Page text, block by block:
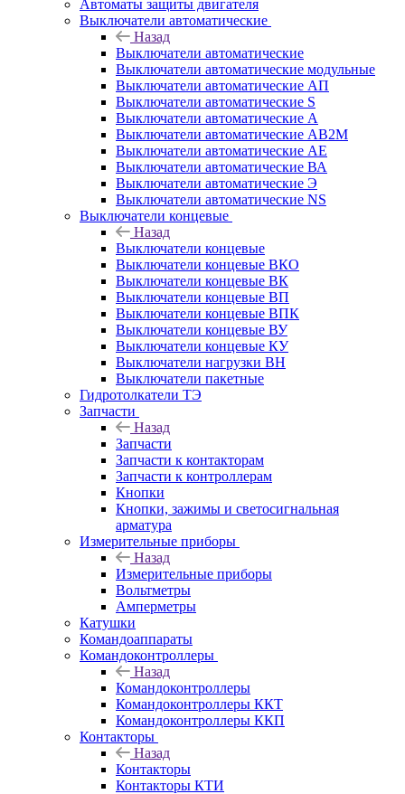
Автоматы защиты двигателя
Выключатели автоматические
Назад
Выключатели автоматические
Выключатели автоматические модульные
Выключатели автоматические АП
Выключатели автоматические S
Выключатели автоматические А
Выключатели автоматические АВ2М
Выключатели автоматические АЕ
Выключатели автоматические ВА
Выключатели автоматические Э
Выключатели автоматические NS
Выключатели концевые
Назад
Выключатели концевые
Выключатели концевые ВКО
Выключатели концевые ВК
Выключатели концевые ВП
Выключатели концевые ВПК
Выключатели концевые ВУ
Выключатели концевые КУ
Выключатели нагрузки ВН
Выключатели пакетные
Гидротолкатели ТЭ
Запчасти
Назад
Запчасти
Запчасти к контакторам
Запчасти к контроллерам
Кнопки
Кнопки, зажимы и светосигнальная
арматура
Измерительные приборы
Назад
Измерительные приборы
Вольтметры
Амперметры
Катушки
Командоаппараты
Командоконтроллеры
Назад
Командоконтроллеры
Командоконтроллеры ККТ
Командоконтроллеры ККП
Контакторы
Назад
Контакторы
Контакторы КТИ